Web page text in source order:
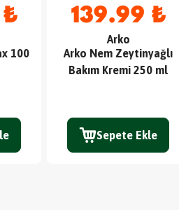
100
139.99 ₺
Arko
Arko Nem Zeytinyağlı
Bakım Kremi 250 ml
Sepete Ekle